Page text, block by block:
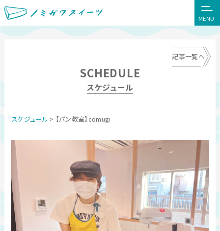
MENU
SCHEDULE
スケジュール
記事一覧へ
スケジュール > 【パン教室】comugi